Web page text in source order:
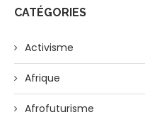
CATÉGORIES
Activisme
Afrique
Afrofuturisme